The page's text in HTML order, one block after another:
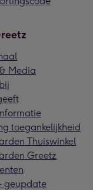
Media
toegankelijkheid
Thuiswinkel
Greetz
geupdate